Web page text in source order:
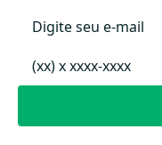
Evitar secar ao sol.
Não se preocupe se
o algodão.